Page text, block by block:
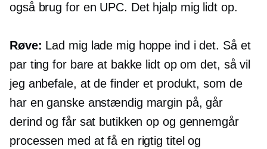
også brug for en UPC. Det hjalp mig lidt op.
Røve: Lad mig lade mig hoppe ind i det. Så et
par ting for bare at bakke lidt op om det, så vil
jeg anbefale, at de finder et produkt, som de
har en ganske anstændig margin på, går
derind og får sat butikken op og gennemgår
processen med at få en rigtig titel og